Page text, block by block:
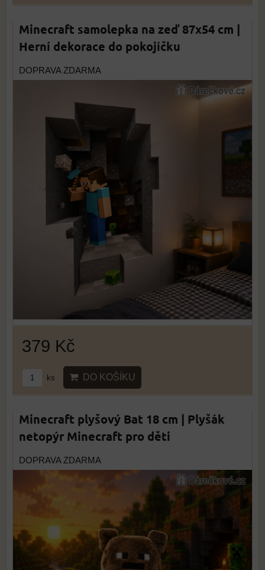
Minecraft samolepka na zeď 87x54 cm |
Herní dekorace do pokojíčku
DOPRAVA ZDARMA
379 Kč
ks DO KOŠÍKU
Minecraft plyšový Bat 18 cm | Plyšák
netopýr Minecraft pro děti
DOPRAVA ZDARMA